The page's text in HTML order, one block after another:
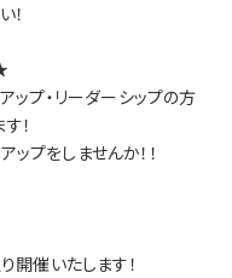
！
ップ・リーダーシップの方
！
プをしませんか！！
開催いたします！